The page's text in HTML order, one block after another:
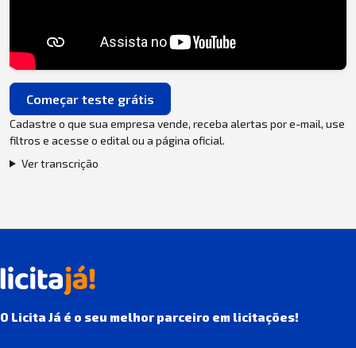
Começar teste grátis
Cadastre o que sua empresa vende, receba alertas por e-mail, use
filtros e acesse o edital ou a página oficial.
Ver transcrição
O Licita Já é o seu melhor parceiro em licitações!